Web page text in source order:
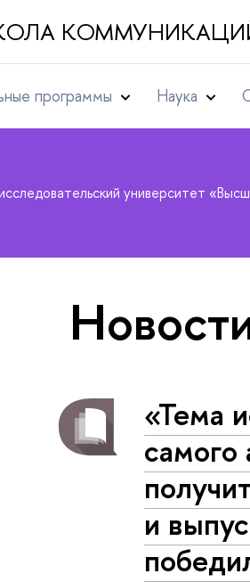
программы Наука
университет
«Тема
самого
и